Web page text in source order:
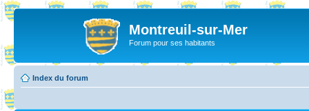
Montreuil-sur-Mer
Forum pour ses habitants
Index du forum